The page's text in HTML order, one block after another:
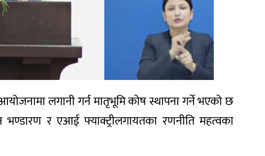
लगानी गर्न मातृभूमि कोष स्थापना गर्ने भएको छ
भण्डारण र एआई फ्याक्ट्रीलगायतका रणनीति महत्वका